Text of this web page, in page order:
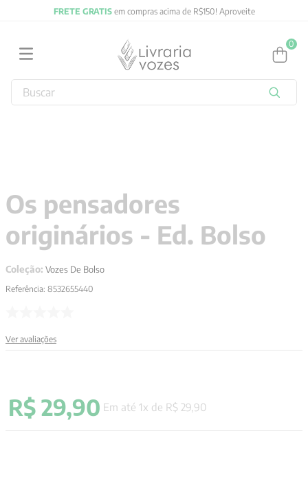
FRETE GRATISem compras acima de R$150! Aproveite
0
Buscar
Os pensadores
originários - Ed. Bolso
Coleção: Vozes De Bolso
Referência: 8532655440
Ver avaliações
R$ 29,90 Em até 1x de R$ 29 90
4º jung
5º byung chul han
7